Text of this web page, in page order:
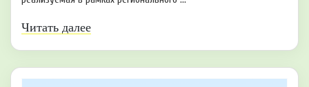
Читать далее